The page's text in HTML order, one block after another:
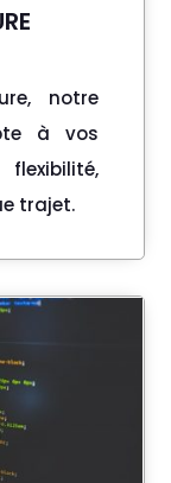
notre
à vos
trajet.